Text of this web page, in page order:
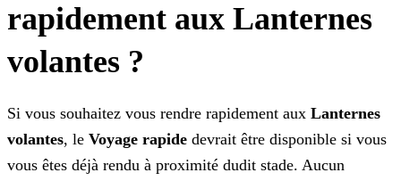
rapidement aux Lanternes
volantes ?
Si vous souhaitez vous rendre rapidement aux Lanternes
volantes, le Voyage rapide devrait être disponible si vous
vous êtes déjà rendu à proximité dudit stade. Aucun